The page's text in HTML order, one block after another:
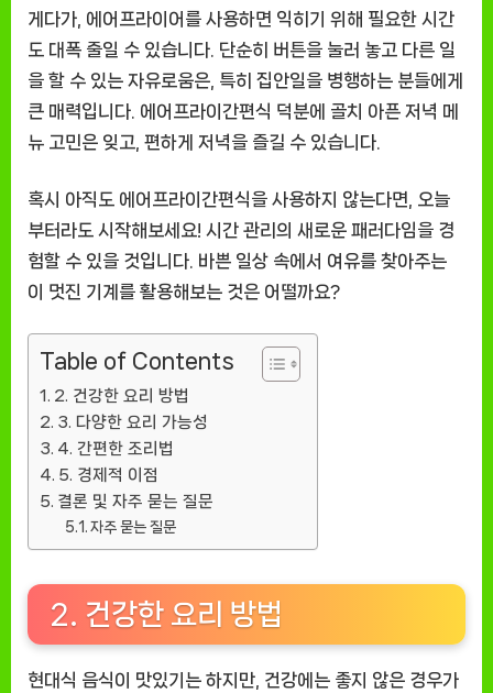
게다가, 에어프라이어를 사용하면 익히기 위해 필요한 시간
도 대폭 줄일 수 있습니다. 단순히 버튼을 눌러 놓고 다른 일
을 할 수 있는 자유로움은, 특히 집안일을 병행하는 분들에게
큰 매력입니다. 에어프라이간편식 덕분에 골치 아픈 저녁 메
뉴 고민은 잊고, 편하게 저녁을 즐길 수 있습니다.
혹시 아직도 에어프라이간편식을 사용하지 않는다면, 오늘
부터라도 시작해보세요! 시간 관리의 새로운 패러다임을 경
험할 수 있을 것입니다. 바쁜 일상 속에서 여유를 찾아주는
이 멋진 기계를 활용해보는 것은 어떨까요?
Table of Contents
2. 건강한 요리 방법
3. 다양한 요리 가능성
4. 간편한 조리법
5. 경제적 이점
결론 및 자주 묻는 질문
자주 묻는 질문
2. 건강한 요리 방법
현대식 음식이 맛있기는 하지만, 건강에는 좋지 않은 경우가